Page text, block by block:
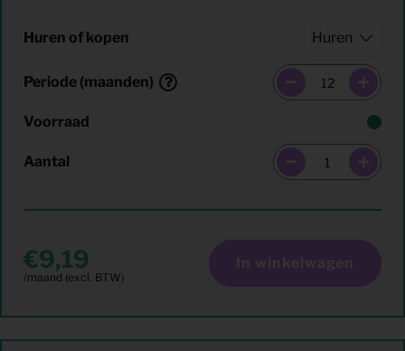
Huren of kopen
Periode (maanden)
Voorraad
Aantal
9,19 In winkelwagen